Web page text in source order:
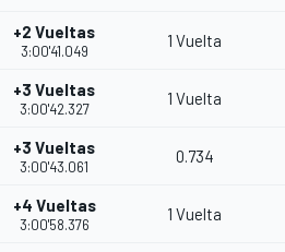
+2 Vueltas
3:00'41.049
1 Vuelta
+3 Vueltas
3:00'42.327
1 Vuelta
+3 Vueltas
3:00'43.061
0.734
+4 Vueltas
3:00'58.376
1 Vuelta